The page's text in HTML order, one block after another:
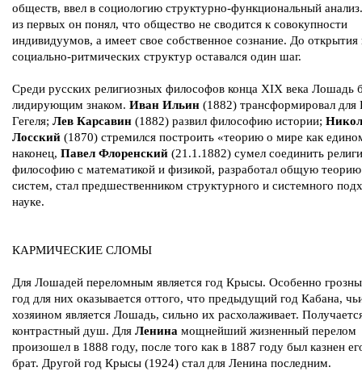
обществ, ввел в социологию структурно-функциональный
из первых он понял, что общество не сводится к совокупности
индивидуумов, а имеет свое собственное сознание. До открытия
социально-ритмических структур оставался один шаг.
Среди русских религиозных философов конца XIX века Лошадь
лидирующим знаком. Иван Ильин (1882) трансформировал для
Гегеля; Лев Карсавин (1882) развил философию истории;
Лосский (1870) стремился построить «теорию о мире как
наконец, Павел Флоренский (21.1.1882) сумел соединить
философию с математикой и физикой, разработал общую теорию
систем, стал предшественником структурного и системного
науке.
КАРМИЧЕСКИЕ СЛОМЫ
Для Лошадей переломным является год Крысы. Особенно
год для них оказывается оттого, что предыдущий год Кабана,
хозяином является Лошадь, сильно их расхолаживает.
контрастный душ. Для Ленина мощнейший жизненный перелом
произошел в 1888 году, после того как в 1887 году был казнен
брат. Другой год Крысы (1924) стал для Ленина последним.